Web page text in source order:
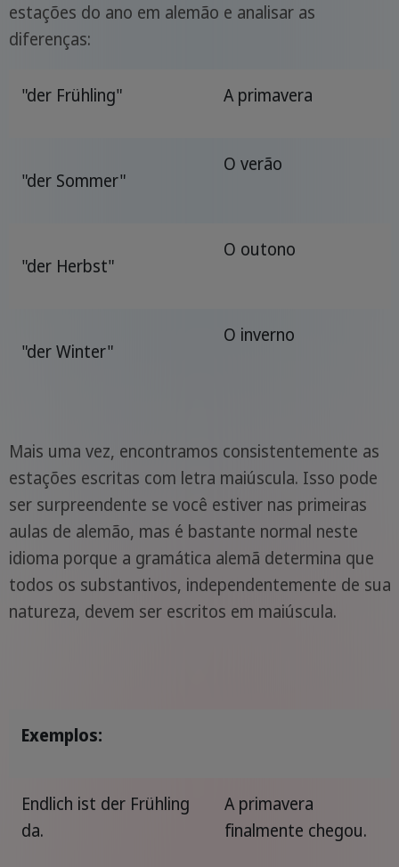
estações do ano em alemão e analisar as
diferenças:
"der Frühling" A primavera
"der Sommer"
O verão
"der Herbst"
O outono
"der Winter"
O inverno
Mais uma vez, encontramos consistentemente as
estações escritas com letra maiúscula. Isso pode
ser surpreendente se você estiver nas primeiras
aulas de alemão, mas é bastante normal neste
idioma porque a gramática alemã determina que
todos os substantivos, independentemente de sua
natureza, devem ser escritos em maiúscula.
Exemplos:
Endlich ist der Frühling
da.
A primavera
finalmente chegou.